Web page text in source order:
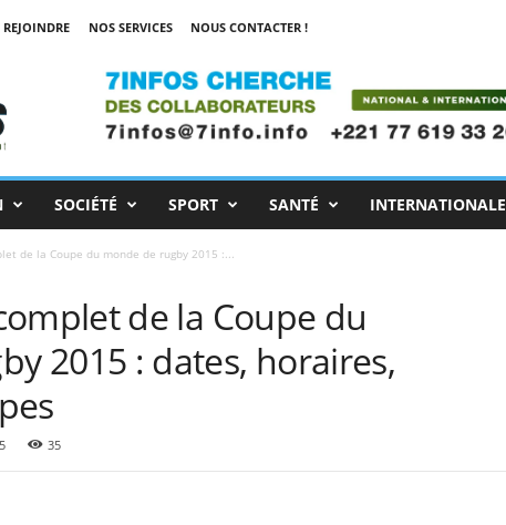
NOS SERVICES
NOUS CONTACTER !
SOCIÉTÉ SPORT SANTÉ INTERNATIONALE
de la Coupe du monde de rugby 2015 :...
de la Coupe du
2015 : dates, horaires,
35